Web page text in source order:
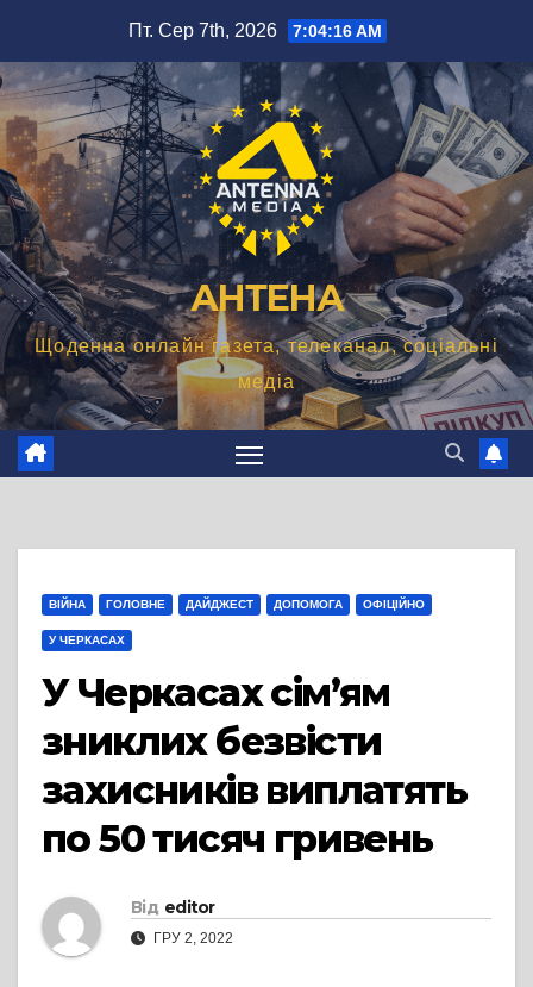
вмісту
Пт. Сер 7th, 2026 7:04:17 AM
АНТЕНА
Щоденна онлайн газета, телеканал, соціальні
медіа
ВІЙНА ГОЛОВНЕ ДАЙДЖЕСТ ДОПОМОГА ОФІЦІЙНО
У ЧЕРКАСАХ
У Черкасах сім’ям
зниклих безвісти
захисників виплатять
по 50 тисяч гривень
Від editor
ГРУ 2, 2022